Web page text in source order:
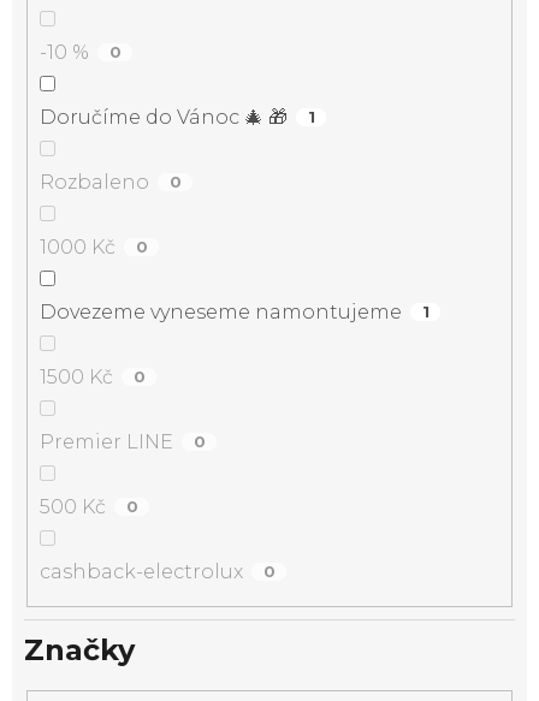
-10 % 0
Doručíme do Vánoc 🎄 🎁 1
Rozbaleno 0
1000 Kč 0
Dovezeme vyneseme namontujeme 1
1500 Kč 0
Premier LINE 0
500 Kč 0
cashback-electrolux 0
Značky